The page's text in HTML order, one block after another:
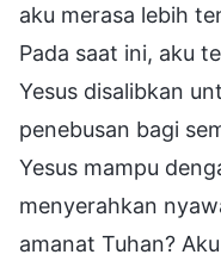
aku merasa lebih
Pada saat ini, aku
Yesus disalibkan
penebusan bagi
Yesus mampu
menyerahkan
amanat Tuhan?